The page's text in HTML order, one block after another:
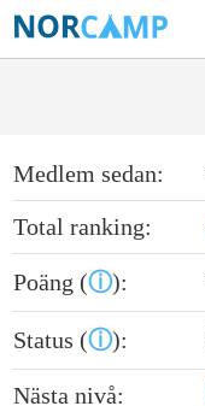
Medlem sedan:
Total ranking:
Poäng (ⓘ):
Status (ⓘ):
Nästa nivå: